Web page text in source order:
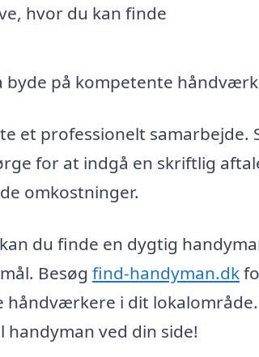
hvor du kan finde
byde på kompetente
et professionelt samarbejde.
for at indgå en skriftlig
omkostninger.
du finde en dygtig
Besøg find-handyman.dk
håndværkere i dit lokalområde.
ved din side!